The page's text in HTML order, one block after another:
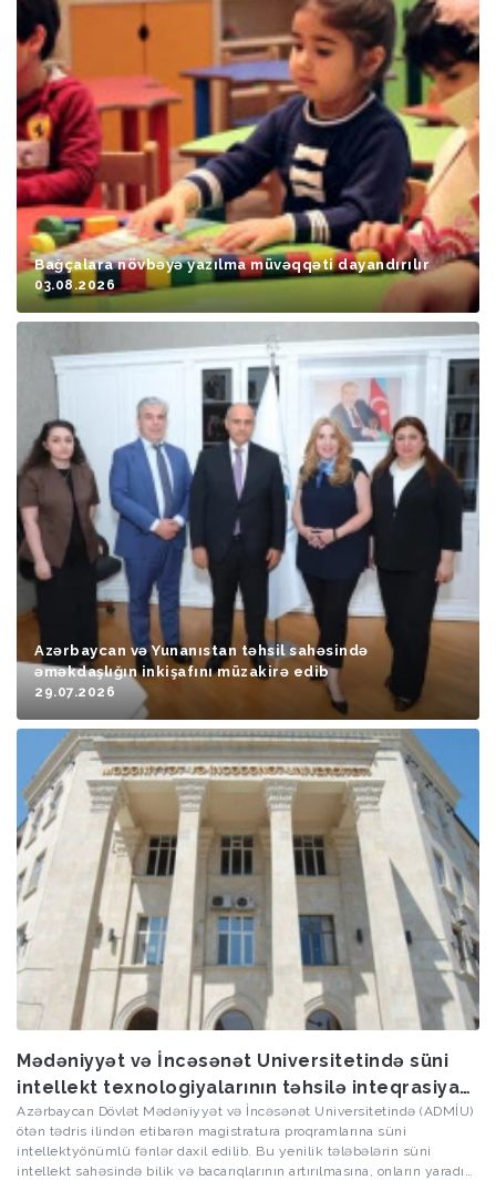
Bağçalara növbəyə yazılma müvəqqəti dayandırılır
03.08.2026
Azərbaycan və Yunanıstan təhsil sahəsində
əməkdaşlığın inkişafını müzakirə edib
29.07.2026
Mədəniyyət və İncəsənət Universitetində süni
intellekt texnologiyalarının təhsilə inteqrasiyası
genişləndirilir
Azərbaycan Dövlət Mədəniyyət və İncəsənət Universitetində (ADMİU)
ötən tədris ilindən etibarən magistratura proqramlarına süni
intellektyönümlü fənlər daxil edilib. Bu yenilik tələbələrin süni
intellekt sahəsində bilik və bacarıqlarının artırılmasına, onların yaradıcı